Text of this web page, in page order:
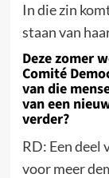
In die zin
staan van
Deze zomer
Comité
van die
van een
verder?
RD: Een deel
voor meer